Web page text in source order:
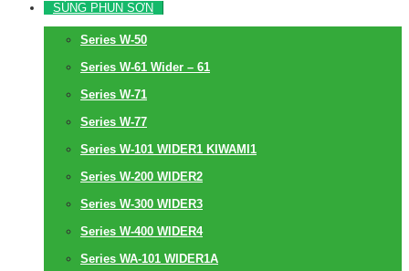
SÚNG PHUN SƠN
Series W-50
Series W-61 Wider – 61
Series W-71
Series W-77
Series W-101 WIDER1 KIWAMI1
Series W-200 WIDER2
Series W-300 WIDER3
Series W-400 WIDER4
Series WA-101 WIDER1A